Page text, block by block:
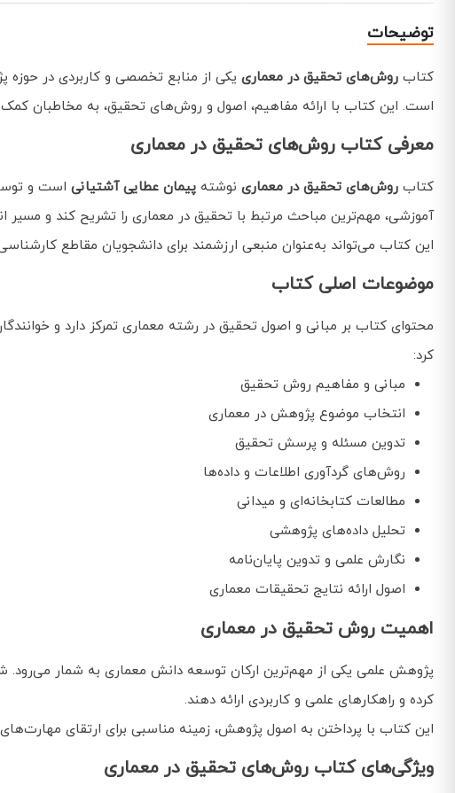
توضیحات
کتاب روش‌های تحقیق در معماری یکی از منابع تخصصی و کاربردی در
است. این کتاب با ارائه مفاهیم، اصول و روش‌های تحقیق، به مخاطبان کمک
معرفی کتاب روش‌های تحقیق در معماری
کتاب روش‌های تحقیق در معماری نوشته پیمان عطایی آشتیانی است و
آموزشی، مهم‌ترین مباحث مرتبط با تحقیق در معماری را تشریح کند و مسیر
این کتاب می‌تواند به‌عنوان منبعی ارزشمند برای دانشجویان مقاطع
موضوعات اصلی کتاب
محتوای کتاب بر مبانی و اصول تحقیق در رشته معماری تمرکز دارد و
کرد:
مبانی و مفاهیم روش تحقیق
انتخاب موضوع پژوهش در معماری
تدوین مسئله و پرسش تحقیق
روش‌های گردآوری اطلاعات و داده‌ها
مطالعات کتابخانه‌ای و میدانی
تحلیل داده‌های پژوهشی
نگارش علمی و تدوین پایان‌نامه
اصول ارائه نتایج تحقیقات معماری
اهمیت روش تحقیق در معماری
پژوهش علمی یکی از مهم‌ترین ارکان توسعه دانش معماری به شمار
کرده و راهکارهای علمی و کاربردی ارائه دهند.
این کتاب با پرداختن به اصول پژوهش، زمینه مناسبی برای ارتقای
ویژگی‌های کتاب روش‌های تحقیق در معماری